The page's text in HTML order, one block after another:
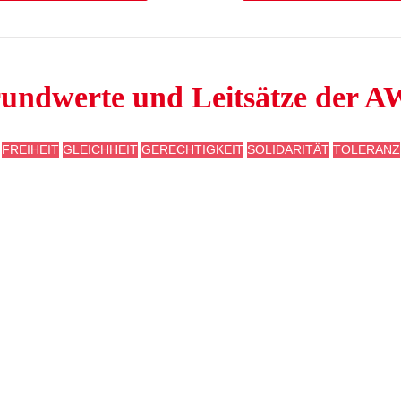
und Leitsätze der
FREIHEIT GLEICHHEIT GERECHTIGKEIT SOLIDARITÄT TOLERANZ